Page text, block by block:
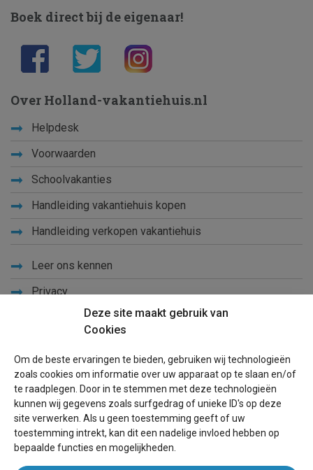
Deze site maakt gebruik van
Cookies
Om de beste ervaringen te bieden, gebruiken wij technologieën
zoals cookies om informatie over uw apparaat op te slaan en/of
te raadplegen. Door in te stemmen met deze technologieën
kunnen wij gegevens zoals surfgedrag of unieke ID's op deze
site verwerken. Als u geen toestemming geeft of uw
toestemming intrekt, kan dit een nadelige invloed hebben op
bepaalde functies en mogelijkheden.
Boek direct bij de eigenaar!
Over Holland-vakantiehuis.nl
Helpdesk
Voorwaarden
Schoolvakanties
Handleiding vakantiehuis kopen
Handleiding verkopen vakantiehuis
Leer ons kennen
Privacy
Blog
Voor eigenaren
Een advertentie plaatsen